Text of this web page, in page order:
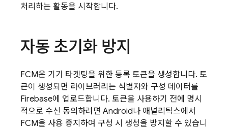
처리하는 활동을 시작합니다.
자동 초기화 방지
FCM은 기기 타겟팅을 위한 등록 토큰을 생성합니다. 토
큰이 생성되면 라이브러리는 식별자와 구성 데이터를
Firebase에 업로드합니다. 토큰을 사용하기 전에 명시
적으로 수신 동의하려면 Android나 애널리틱스에서
FCM을 사용 중지하여 구성 시 생성을 방지할 수 있습니